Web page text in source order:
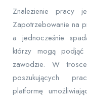
Znalezienie pracy
Zapotrzebowanie na
a jednocześnie
którzy mogą
zawodzie. W
poszukujących
platformę